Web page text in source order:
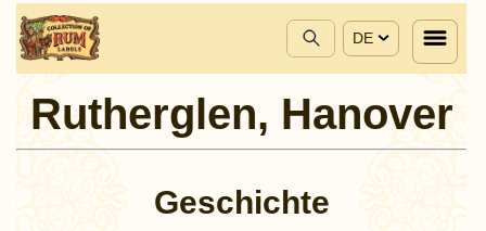
DE
Rutherglen, Hanover
Geschichte